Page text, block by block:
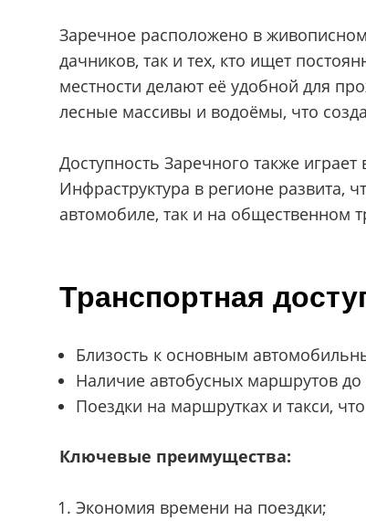
Заречное расположено в
дачников, так и тех, кто ищет
местности делают её удобной для
лесные массивы и водоёмы, что
Доступность Заречного также
Инфраструктура в регионе развита,
автомобиле, так и на общественном
Транспортная
Близость к основным
Наличие автобусных маршрутов
Поездки на маршрутках и такси,
Ключевые преимущества:
Экономия времени на поездки;